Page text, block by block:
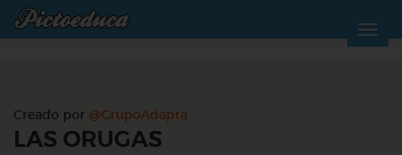
Creado por @GrupoAdapta
LAS ORUGAS